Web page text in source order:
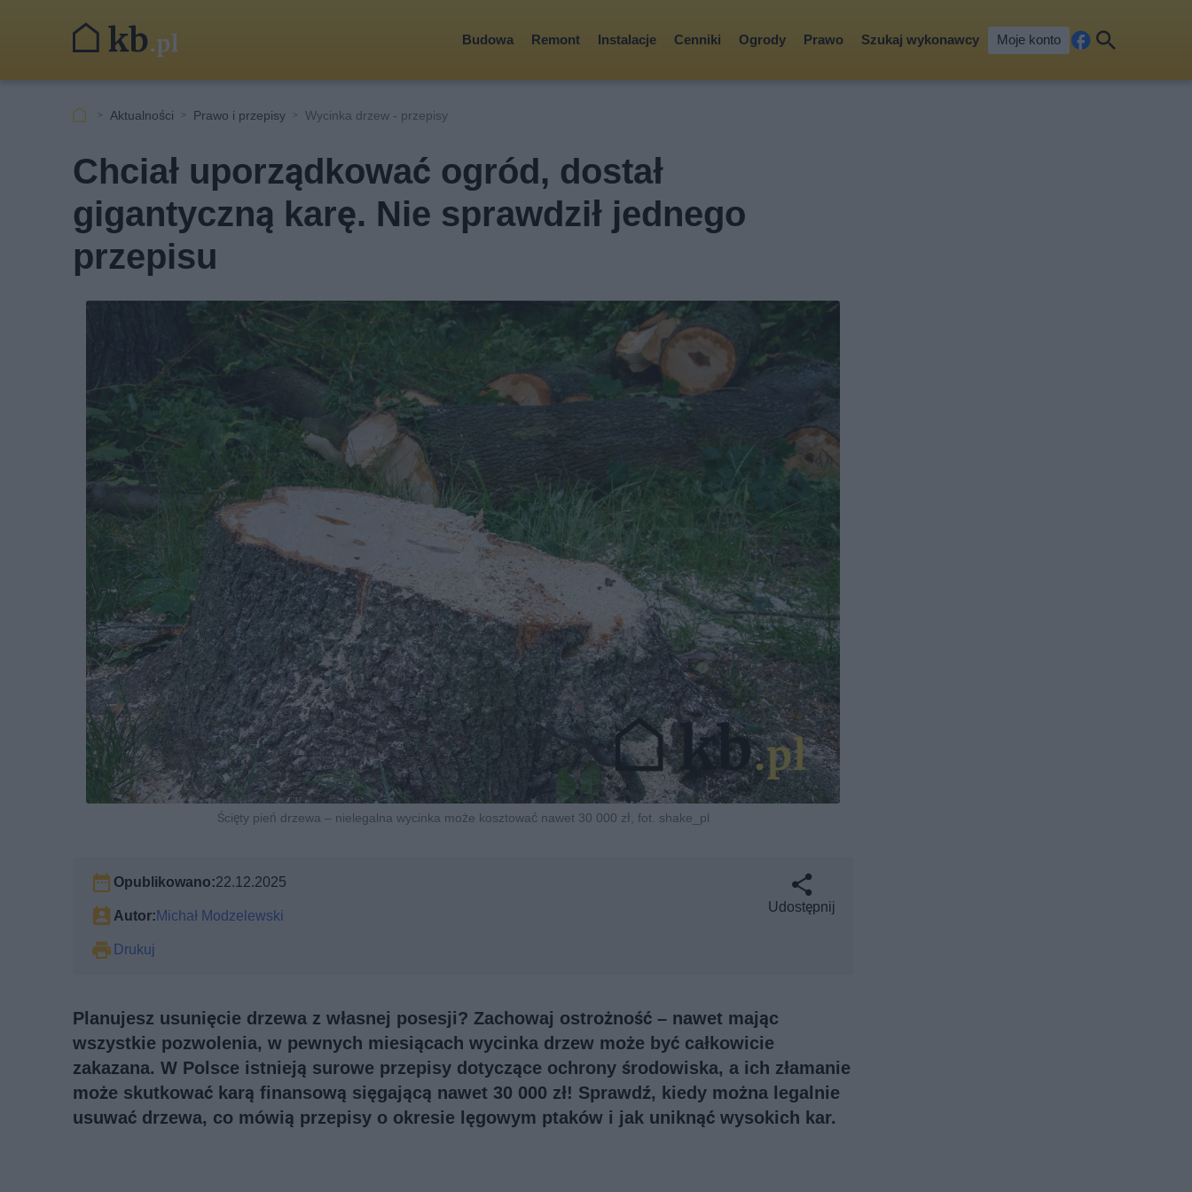
Budowa Remont Instalacje Cenniki Ogrody Prawo Szukaj wykonawcy Moje konto
cebkaj
Aktualności Prawo i przepisy Wycinka drzew - przepisy
Chciał uporządkować ogród, dostał
gigantyczną karę. Nie sprawdził jednego
przepisu
Ścięty pień drzewa – nielegalna wycinka może kosztować nawet 30 000 zł, fot. shake_pl
Opublikowano:22.12.2025
Autor:Michał Modzelewski
Drukuj
Udostępnij
Planujesz usunięcie drzewa z własnej posesji? Zachowaj ostrożność – nawet mając
wszystkie pozwolenia, w pewnych miesiącach wycinka drzew może być całkowicie
zakazana. W Polsce istnieją surowe przepisy dotyczące ochrony środowiska, a ich złamanie
może skutkować karą finansową sięgającą nawet 30 000 zł! Sprawdź, kiedy można legalnie
usuwać drzewa, co mówią przepisy o okresie lęgowym ptaków i jak uniknąć wysokich kar.